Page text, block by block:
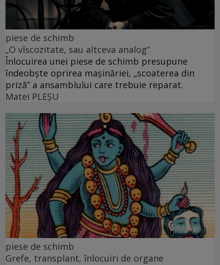
piese de schimb
„O vîscozitate, sau altceva analog”
Înlocuirea unei piese de schimb presupune
îndeobște oprirea mașinăriei, „scoaterea din
priză” a ansamblului care trebuie reparat.
Matei PLEŞU
piese de schimb
Grefe, transplant, înlocuiri de organe